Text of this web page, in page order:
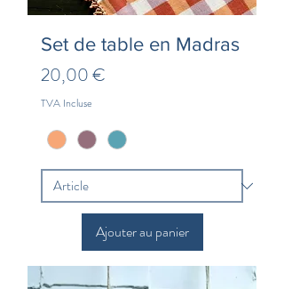
Set de table en Madras
Prix
20,00 €
TVA Incluse
Ajouter au panier